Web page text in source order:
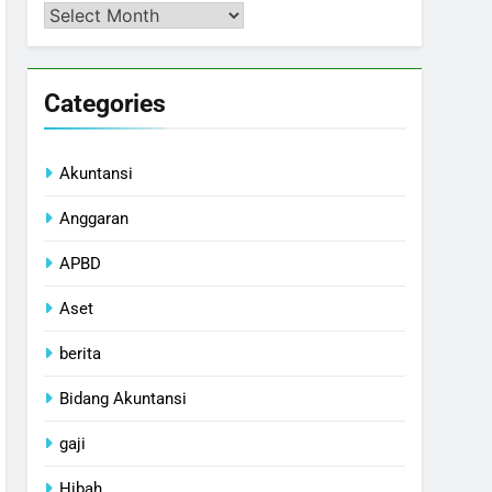
Arsip
Categories
Akuntansi
Anggaran
APBD
Aset
berita
Bidang Akuntansi
gaji